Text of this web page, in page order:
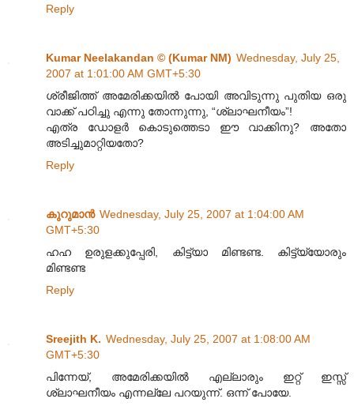
Reply
Kumar Neelakandan © (Kumar NM) Wednesday, July 25,
2007 at 1:01:00 AM GMT+5:30
ശ്രീജിത്ത് അമേരിക്കയില്‍ പോയി അവിടുന്നു പുതിയ ഒരു
വാക്ക് പഠിച്ചു എന്നു തോന്നുന്നു, “ശ്ലാഘനീയം”!
എത്ര ഡോളര്‍ കൊടുത്തെടാ ഈ വാക്കിനു? അതോ
അടിച്ചുമാറ്റിയതോ?
Reply
കുറുമാന്‍ Wednesday, July 25, 2007 at 1:04:00 AM
GMT+5:30
ഹഹ ഉരുളക്കുപ്പേരി, കിട്ട്യാ മിണ്ടണ്ട. കിട്ട്യ്യോരും
മിണ്ടണ്ട
Reply
Sreejith K. Wednesday, July 25, 2007 at 1:08:00 AM
GMT+5:30
പിന്നേയ്, അമേരിക്കയില്‍ എല്ലാരും ഇറ്റ് ഇസ്സ്
ശ്ലാഘനീയം എന്നല്ലേ പറയുന്ന്. ഒന്ന് പോയേ.